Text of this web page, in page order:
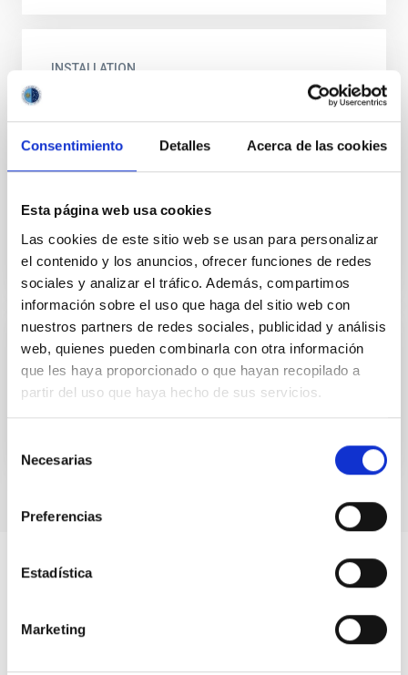
Consentimiento Detalles Acerca de las cookies
Esta página web usa cookies
Las cookies de este sitio web se usan para personalizar
el contenido y los anuncios, ofrecer funciones de redes
sociales y analizar el tráfico. Además, compartimos
información sobre el uso que haga del sitio web con
nuestros partners de redes sociales, publicidad y análisis
web, quienes pueden combinarla con otra información
que les haya proporcionado o que hayan recopilado a
partir del uso que haya hecho de sus servicios.
Necesarias
Preferencias
Estadística
Marketing
INSTALLATION
field, fibre spectrograph working at the Prime focus
of the 4.2m William Herschel Telescope (WHT). It
INSTALLATION
WHT prime-focus imaging